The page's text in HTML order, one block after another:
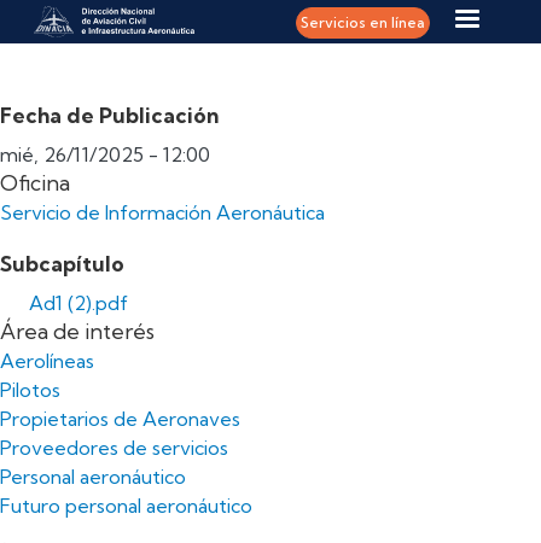
Pasar al contenido principal Servicios en línea
Fecha de Publicación
mié, 26/11/2025 - 12:00
Oficina
Servicio de Información Aeronáutica
Subcapítulo
Ad1 (2).pdf
Área de interés
Aerolíneas
Pilotos
Propietarios de Aeronaves
Proveedores de servicios
Personal aeronáutico
Futuro personal aeronáutico